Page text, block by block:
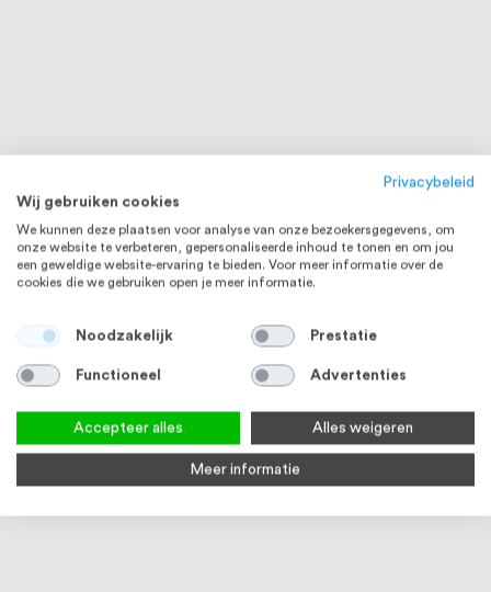
Privacybeleid
Wij gebruiken cookies
We kunnen deze plaatsen voor analyse van onze bezoekersgegevens, om
onze website te verbeteren, gepersonaliseerde inhoud te tonen en om jou
een geweldige website-ervaring te bieden. Voor meer informatie over de
cookies die we gebruiken open je meer informatie.
Noodzakelijk Prestatie
Functioneel Advertenties
Accepteer alles Alles weigeren
Meer informatie